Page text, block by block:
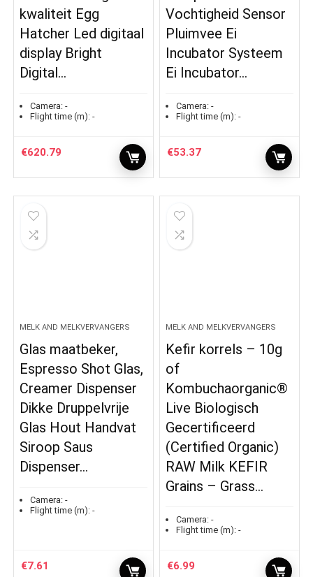
kwaliteit Egg
Hatcher Led digitaal
display Bright
Digital…
Camera: -
Flight time (m): -
€620.79
Vochtigheid Sensor
Pluimvee Ei
Incubator Systeem
Ei Incubator…
Camera: -
Flight time (m): -
€53.37
MELK AND MELKVERVANGERS
Glas maatbeker,
Espresso Shot Glas,
Creamer Dispenser
Dikke Druppelvrije
Glas Hout Handvat
Siroop Saus
Dispenser…
Camera: -
Flight time (m): -
€7.61
MELK AND MELKVERVANGERS
Kefir korrels – 10g
of
Kombuchaorganic®
Live Biologisch
Gecertificeerd
(Certified Organic)
RAW Milk KEFIR
Grains – Grass…
Camera: -
Flight time (m): -
€6.99